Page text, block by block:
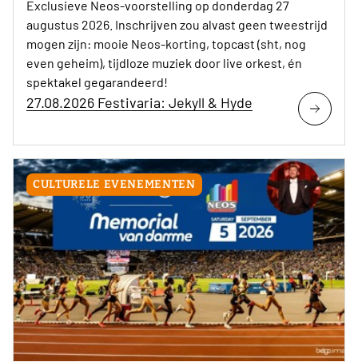
Exclusieve Neos-voorstelling op donderdag 27
augustus 2026. Inschrijven zou alvast geen tweestrijd
mogen zijn: mooie Neos-korting, topcast (sht, nog
even geheim), tijdloze muziek door live orkest, én
spektakel gegarandeerd!
27.08.2026 Festivaria: Jekyll & Hyde
CULTURELE EVENEMENTEN